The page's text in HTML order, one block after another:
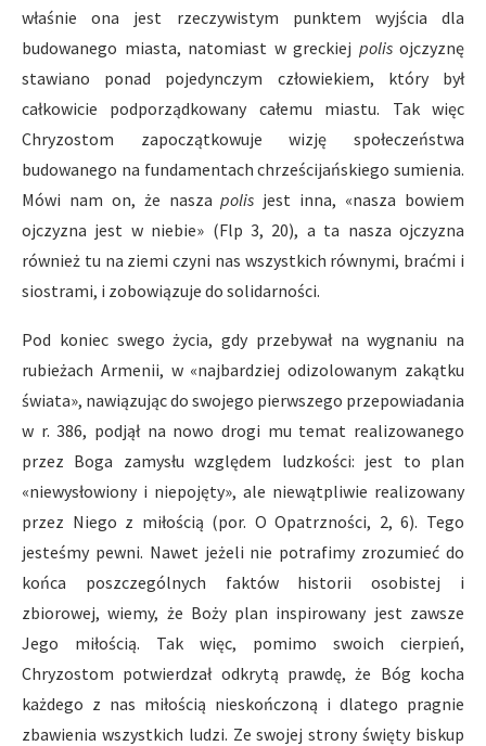
właśnie ona jest rzeczywistym punktem wyjścia dla
budowanego miasta, natomiast w greckiej polisojczyznę
stawiano ponad pojedynczym człowiekiem, który był
całkowicie podporządkowany całemu miastu. Tak więc
Chryzostom zapoczątkowuje wizję społeczeństwa
budowanego na fundamentach chrześcijańskiego sumienia.
Mówi nam on, że naszapolis jest inna, «nasza bowiem
ojczyzna jest w niebie» (Flp 3, 20), a ta nasza ojczyzna
również tu na ziemi czyni nas wszystkich równymi, braćmi i
siostrami, i zobowiązuje do solidarności.
Pod koniec swego życia, gdy przebywał na wygnaniu na
rubieżach Armenii, w «najbardziej odizolowanym zakątku
świata», nawiązując do swojego pierwszego przepowiadania
w r. 386, podjął na nowo drogi mu temat realizowanego
przez Boga zamysłu względem ludzkości: jest to plan
«niewysłowiony i niepojęty», ale niewątpliwie realizowany
przez Niego z miłością (por. O Opatrzności, 2, 6). Tego
jesteśmy pewni. Nawet jeżeli nie potrafimy zrozumieć do
końca poszczególnych faktów historii osobistej i
zbiorowej, wiemy, że Boży plan inspirowany jest zawsze
Jego miłością. Tak więc, pomimo swoich cierpień,
Chryzostom potwierdzał odkrytą prawdę, że Bóg kocha
każdego z nas miłością nieskończoną i dlatego pragnie
zbawienia wszystkich ludzi. Ze swojej strony święty biskup